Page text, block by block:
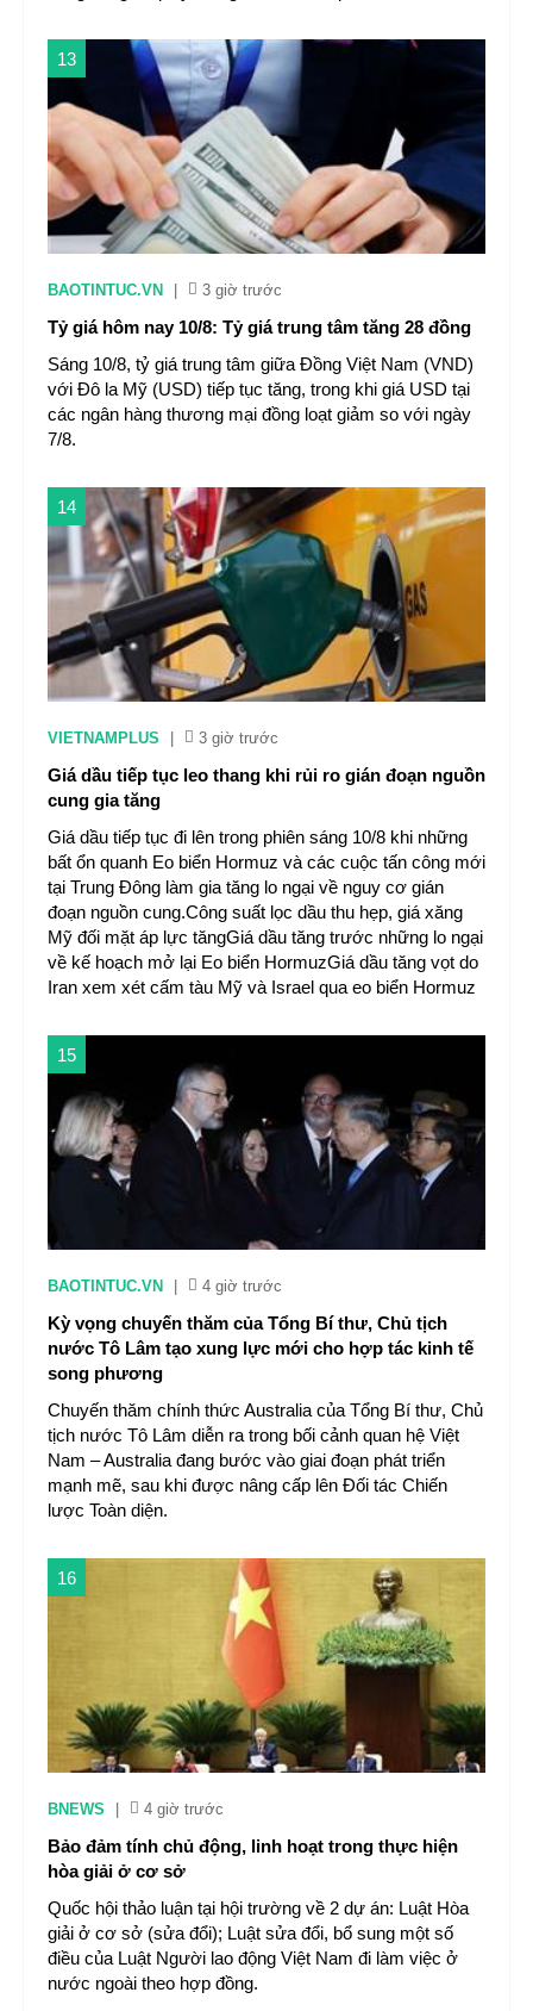
13
BAOTINTUC.VN 3 giờ trước
Tỷ giá hôm nay 10/8: Tỷ giá trung tâm tăng 28 đồng
Sáng 10/8, tỷ giá trung tâm giữa Đồng Việt Nam (VND)
với Đô la Mỹ (USD) tiếp tục tăng, trong khi giá USD tại
các ngân hàng thương mại đồng loạt giảm so với ngày
7/8.
14
VIETNAMPLUS 3 giờ trước
Giá dầu tiếp tục leo thang khi rủi ro gián đoạn nguồn
cung gia tăng
Giá dầu tiếp tục đi lên trong phiên sáng 10/8 khi những
bất ổn quanh Eo biển Hormuz và các cuộc tấn công mới
tại Trung Đông làm gia tăng lo ngại về nguy cơ gián
đoạn nguồn cung.Công suất lọc dầu thu hẹp, giá xăng
Mỹ đối mặt áp lực tăngGiá dầu tăng trước những lo ngại
về kế hoạch mở lại Eo biển HormuzGiá dầu tăng vọt do
Iran xem xét cấm tàu Mỹ và Israel qua eo biển Hormuz
15
BAOTINTUC.VN 4 giờ trước
Kỳ vọng chuyến thăm của Tổng Bí thư, Chủ tịch
nước Tô Lâm tạo xung lực mới cho hợp tác kinh tế
song phương
Chuyến thăm chính thức Australia của Tổng Bí thư, Chủ
tịch nước Tô Lâm diễn ra trong bối cảnh quan hệ Việt
Nam – Australia đang bước vào giai đoạn phát triển
mạnh mẽ, sau khi được nâng cấp lên Đối tác Chiến
lược Toàn diện.
16
BNEWS 4 giờ trước
Bảo đảm tính chủ động, linh hoạt trong thực hiện
hòa giải ở cơ sở
Quốc hội thảo luận tại hội trường về 2 dự án: Luật Hòa
giải ở cơ sở (sửa đổi); Luật sửa đổi, bổ sung một số
điều của Luật Người lao động Việt Nam đi làm việc ở
nước ngoài theo hợp đồng.